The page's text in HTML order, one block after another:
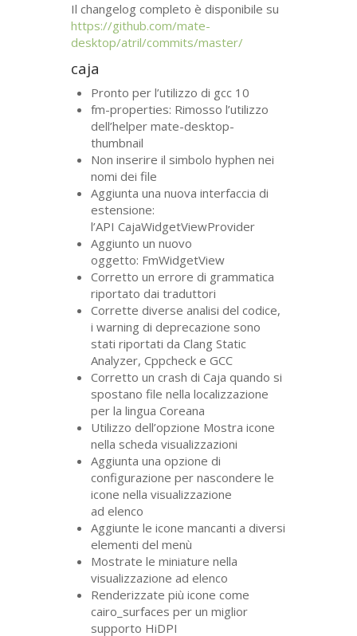
Il changelog completo è disponibile su
https://github.com/mate-
desktop/atril/commits/master/
caja
Pronto per l’utilizzo di gcc 10
fm-properties: Rimosso l’utilizzo
dell’helper mate-desktop-
thumbnail
Non inserire il simbolo hyphen nei
nomi dei file
Aggiunta una nuova interfaccia di
estensione:
l’API CajaWidgetViewProvider
Aggiunto un nuovo
oggetto: FmWidgetView
Corretto un errore di grammatica
riportato dai traduttori
Corrette diverse analisi del codice,
i warning di deprecazione sono
stati riportati da Clang Static
Analyzer, Cppcheck eGCC
Corretto un crash di Caja quando si
spostano file nella localizzazione
per la lingua Coreana
Utilizzo dell’opzione Mostra icone
nella scheda visualizzazioni
Aggiunta una opzione di
configurazione per nascondere le
icone nella visualizzazione
ad elenco
Aggiunte le icone mancanti a diversi
elementi del menù
Mostrate le miniature nella
visualizzazione ad elenco
Renderizzate più icone come
cairo_surfaces per un miglior
supporto HiDPI